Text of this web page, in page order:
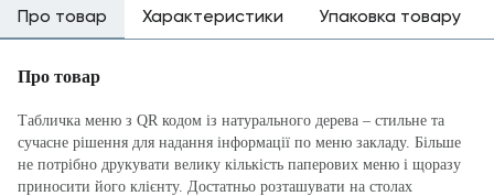
Про товар Характеристики Упаковка товару
Про товар
Табличка меню з QR кодом із натурального дерева – стильне та
сучасне рішення для надання інформації по меню закладу. Більше
не потрібно друкувати велику кількість паперових меню і щоразу
приносити його клієнту. Достатньо розташувати на столах